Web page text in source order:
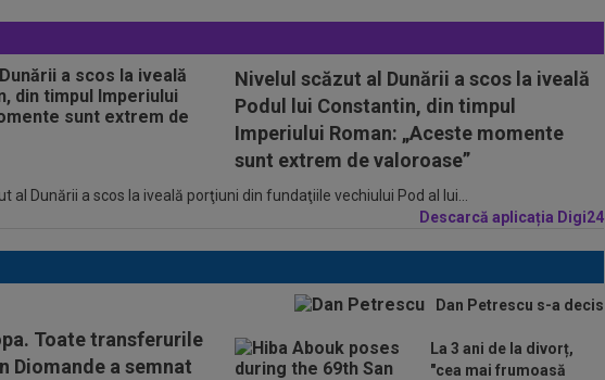
Nivelul scăzut al Dunării a scos la iveală
Podul lui Constantin, din timpul
Imperiului Roman: „Aceste momente
sunt extrem de valoroase”
al Dunării a scos la iveală porţiuni din fundaţiile vechiului Pod al lui...
Descarcă aplicația Digi24
Toate transferurile
Diomande a semnat
Dan Petrescu s-a decis
La 3 ani de la divorț,
"cea mai frumoasă